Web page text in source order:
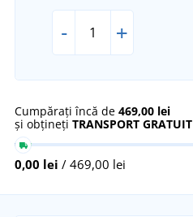
- +
Cumpărați încă de 469,00 lei
și obțineți TRANSPORT GRATUIT
0,00 lei / 469,00 lei